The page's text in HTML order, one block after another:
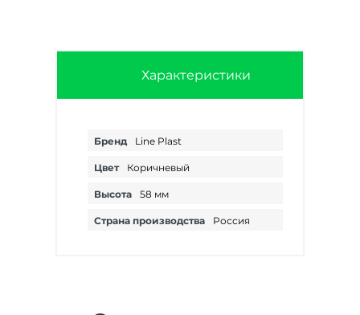
Характеристики
Бренд Line Plast
Цвет Коричневый
Высота 58 мм
Страна производства Россия